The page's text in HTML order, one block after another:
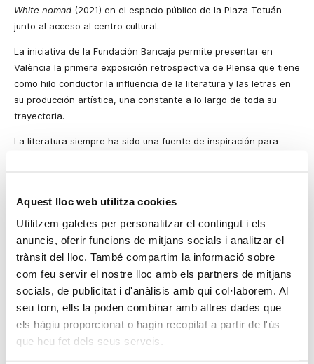
Aquest lloc web utilitza cookies
Utilitzem galetes per personalitzar el contingut i els
anuncis, oferir funcions de mitjans socials i analitzar el
trànsit del lloc. També compartim la informació sobre
com feu servir el nostre lloc amb els partners de mitjans
socials, de publicitat i d'anàlisis amb qui col·laborem. Al
seu torn, ells la poden combinar amb altres dades que
els hàgiu proporcionat o hagin recopilat a partir de l'ús
que heu fet dels seus serveis.
White nomad (2021) en el espacio público de la Plaza Tetuán
junto al acceso al centro cultural.
La iniciativa de la Fundación Bancaja permite presentar en
València la primera exposición retrospectiva de Plensa que tiene
como hilo conductor la influencia de la literatura y las letras en
su producción artística, una constante a lo largo de toda su
trayectoria.
La literatura siempre ha sido una fuente de inspiración para
inspiración para infinidad de obras. Esa influencia literaria se
extiende también a la propia letra como elemento con el que
compone sus esculturas. Plensa ha utilizado las letras de muy
diversas formas, bien fuera en cortinas, en gongs o en el
cuerpo humano, quizás sus obras más conocidas. Esa
intersección del lenguaje con el cuerpo humano es una de las
bases del trabajo de Plensa. Tal y como explica el artista, “una
letra no parece nada, es algo humilde, pero unida a otras
pensamiento”.